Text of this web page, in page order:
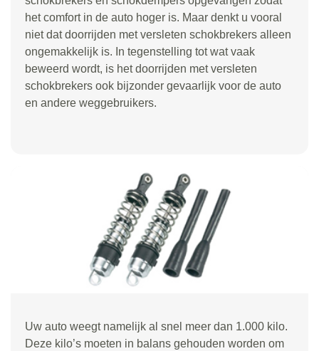
het comfort in de auto hoger is. Maar denkt u vooral
niet dat doorrijden met versleten schokbrekers alleen
ongemakkelijk is. In tegenstelling tot wat vaak
beweerd wordt, is het doorrijden met versleten
schokbrekers ook bijzonder gevaarlijk voor de auto
en andere weggebruikers.
Uw auto weegt namelijk al snel meer dan 1.000 kilo.
Deze kilo’s moeten in balans gehouden worden om